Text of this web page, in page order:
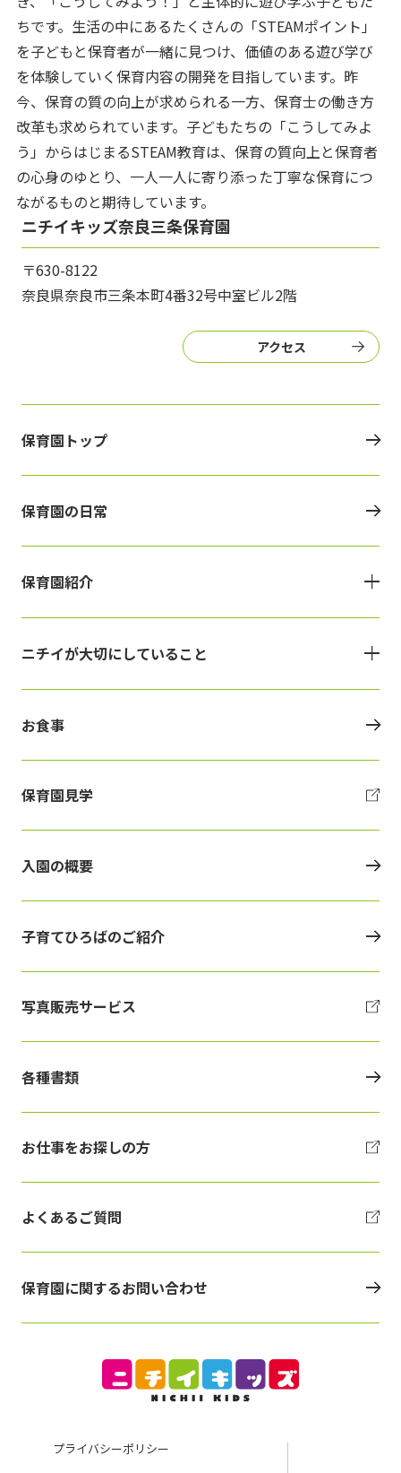
ちです。生活の中にあるたくさんの「STEAMポイント」
を子どもと保育者が一緒に見つけ、価値のある遊び学び
を体験していく保育内容の開発を目指しています。昨
今、保育の質の向上が求められる一方、保育士の働き方
改革も求められています。子どもたちの「こうしてみよ
う」からはじまるSTEAM教育は、保育の質向上と保育者
の心身のゆとり、一人一人に寄り添った丁寧な保育につ
ながるものと期待しています。
プライバシーポリシー
ニチイキッズ奈良三条保育園
〒630-8122
奈良県奈良市三条本町4番32号中室ビル2階
アクセス
保育園トップ
保育園の日常
保育園紹介
ニチイが大切にしていること
お食事
保育園見学
入園の概要
子育てひろばのご紹介
写真販売サービス
各種書類
お仕事をお探しの方
よくあるご質問
保育園に関するお問い合わせ